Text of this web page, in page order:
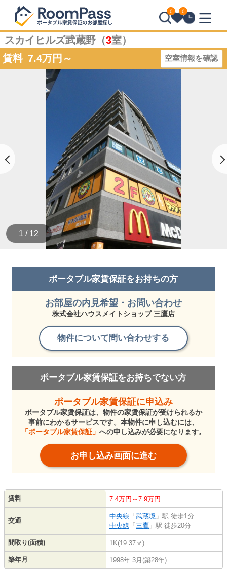
0 0
スカイヒルズ武蔵野（3室）
賃料 7.4万円～ 空室情報を確認
1 / 12
ポータブル家賃保証をお持ちの方
お部屋の内見希望・お問い合わせ
株式会社ハウスメイトショップ 三鷹店
物件について問い合わせする
ポータブル家賃保証をお持ちでない方
ポータブル家賃保証に申込み
ポータブル家賃保証は、物件の家賃保証が受けられるか
事前にわかるサービスです。本物件に申し込むには、
「ポータブル家賃保証」 への申し込みが必要になります。
お申し込み画面に進む
賃料 7.4万円～7.9万円
交通
中央線 「武蔵境 」駅 徒歩1分
中央線 「三鷹 」駅 徒歩20分
間取り(面積) 1K(19.37㎡)
築年月 1998年 3月(築28年)